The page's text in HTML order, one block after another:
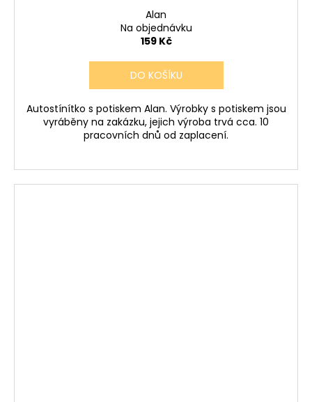
Alan
Na objednávku
159 Kč
DO KOŠÍKU
Autostínítko s potiskem Alan. Výrobky s potiskem jsou
vyráběny na zakázku, jejich výroba trvá cca. 10
pracovních dnů od zaplacení.